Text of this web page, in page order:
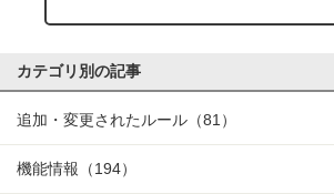
カテゴリ別の記事
追加・変更されたルール （81）
機能情報 （194）